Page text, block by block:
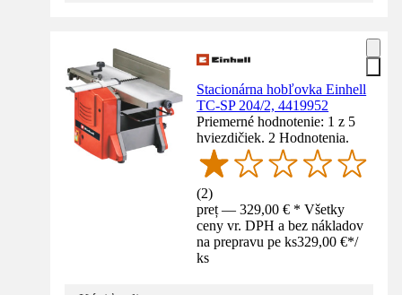
Stacionárna hobľovka Einhell
TC-SP 204/2, 4419952
Priemerné hodnotenie: 1 z 5
hviezdičiek. 2 Hodnotenia.
(2)
preț — 329,00 € * Všetky
ceny vr. DPH a bez nákladov
na prepravu pe ks329,00 €*/
ks